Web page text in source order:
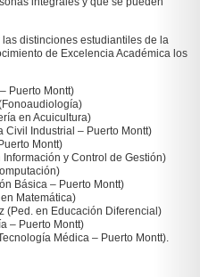
distinciones estudiantiles de la
de Excelencia Académica los
Puerto Montt)
en Acuicultura)
Civil Industrial – Puerto Montt)
Montt)
y Control de Gestión)
Básica – Puerto Montt)
Matemática)
(Ped. en Educación Diferencial)
– Puerto Montt)
Médica – Puerto Montt).